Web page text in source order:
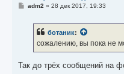
С
е
adm2 » 28 дек 2017, 19:33
ботаник:
сожалению, вы пока не
Так до трёх сообщений на